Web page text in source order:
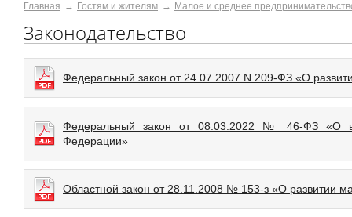
Главная Гостям и жителям Малое и среднее
Законодательство
Федеральный закон от 24.07.2007 N 209-ФЗ «О
Федеральный закон от 08.03.2022 № 46-ФЗ «О
Федерации»
Областной закон от 28.11.2008 № 153-з «О развитии